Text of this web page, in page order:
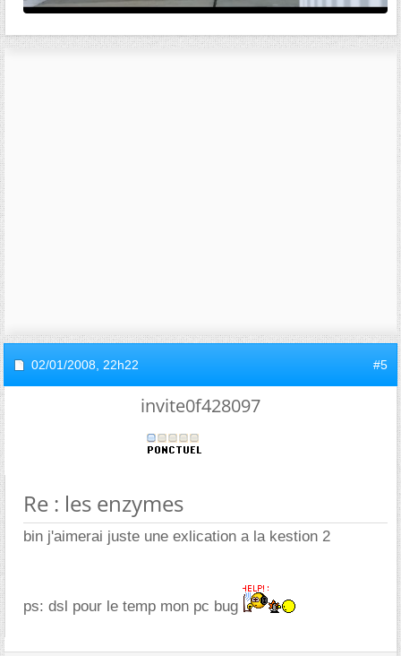
02/01/2008, 22h22 #5
invite0f428097
Re : les enzymes
bin j'aimerai juste une exlication a la kestion 2
ps: dsl pour le temp mon pc bug